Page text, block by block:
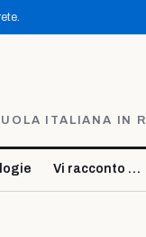
ITALIANA IN
Vi racconto …